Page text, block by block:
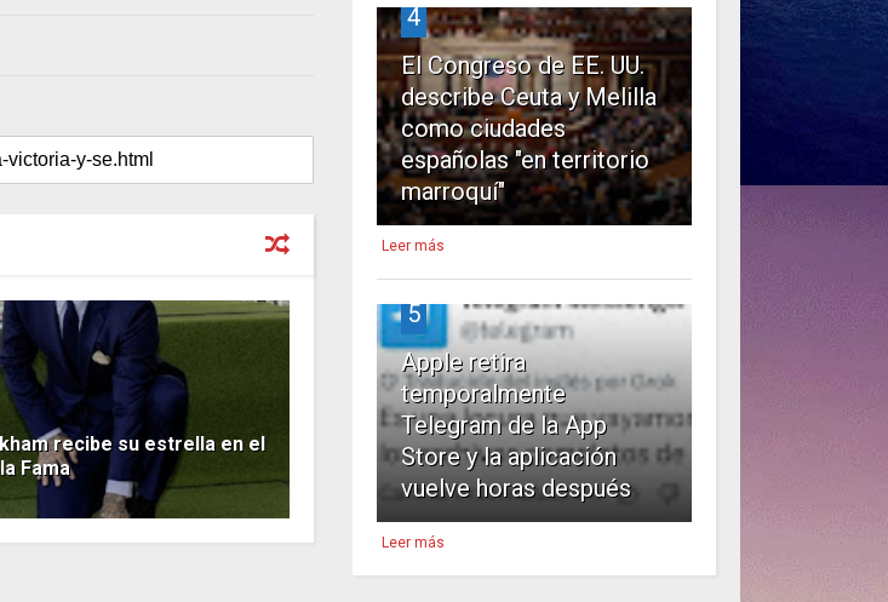
recibe su estrella en el
Fama
4
El Congreso de EE. UU.
describe Ceuta y Melilla
como ciudades
españolas "en territorio
marroquí"
Leer más
5
Apple retira
temporalmente
Telegram de la App
Store y la aplicación
vuelve horas después
Leer más